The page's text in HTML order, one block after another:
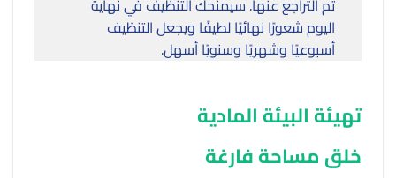
اليوم شعورًا نهائيًا لطيفًا ويجعل التنظيف
أسبوعيًا وشهريًا وسنويًا أسهل.
تهيئة البيئة المادية
خلق مساحة فارغة